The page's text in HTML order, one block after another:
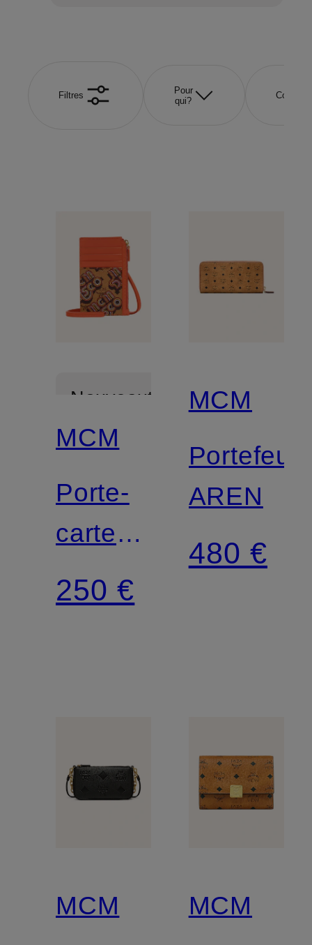
Filtres
Pour
qui?
Couleur
Nouveautés
MCM
Porte-
cartes
AREN
250 €
MCM
AREN
480 €
MCM
MCM